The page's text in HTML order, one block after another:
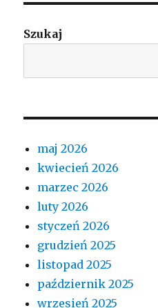
Szukaj
maj 2026
kwiecień 2026
marzec 2026
luty 2026
styczeń 2026
grudzień 2025
listopad 2025
październik 2025
wrzesień 2025